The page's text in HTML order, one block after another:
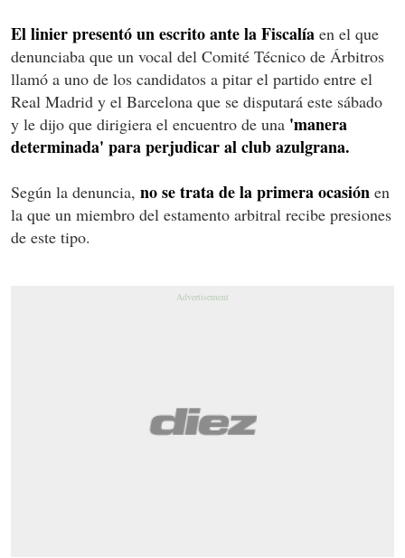
El linier presentó un escrito ante la Fiscalía en el que
denunciaba que un vocal del Comité Técnico de Árbitros
llamó a uno de los candidatos a pitar el partido entre el
Real Madrid y el Barcelona que se disputará este sábado
y le dijo que dirigiera el encuentro de una 'manera
determinada' para perjudicar al club azulgrana.
Según la denuncia, no se trata de la primera ocasión en
la que un miembro del estamento arbitral recibe presiones
de este tipo.